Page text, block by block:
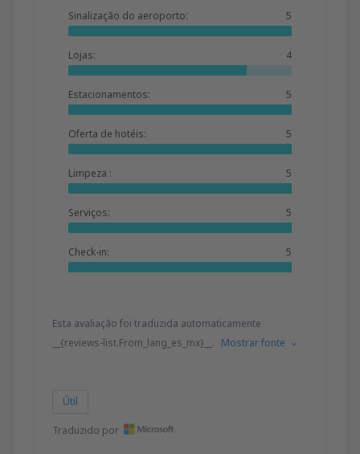
Sinalização do aeroporto: 5
Lojas: 4
Estacionamentos: 5
Oferta de hotéis: 5
Limpeza : 5
Serviços: 5
Check-in: 5
Esta avaliação foi traduzida automaticamente
__{reviews-list.From_lang_es_mx}__. Mostrar fonte
Útil
Traduzido por